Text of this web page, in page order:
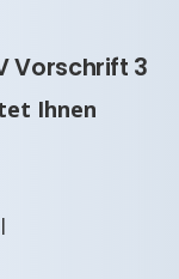
Vorschrift 3
Ihnen